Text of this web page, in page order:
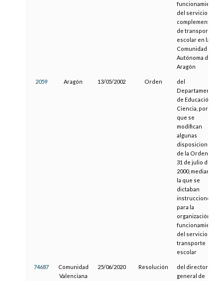
funcionamiento
del servicio
complementario
de transporte
escolar en la
Comunidad
Autónoma de
Aragón
2059 Aragón 13/05/2002 Orden
del
Departamento
de Educación y
Ciencia, por la
que se
modifican
algunas
disposiciones
de la Orden de
31 de julio de
2000, mediante
la que se
dictaban
instrucciones
para la
organización y
funcionamiento
del servicio de
transporte
escolar
74687
Comunidad
Valenciana
25/06/2020 Resolución
del director
general de